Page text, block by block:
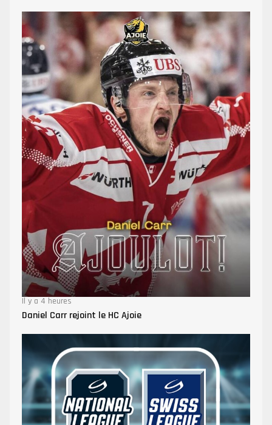
Il y a 4 heures
Daniel Carr rejoint le HC Ajoie